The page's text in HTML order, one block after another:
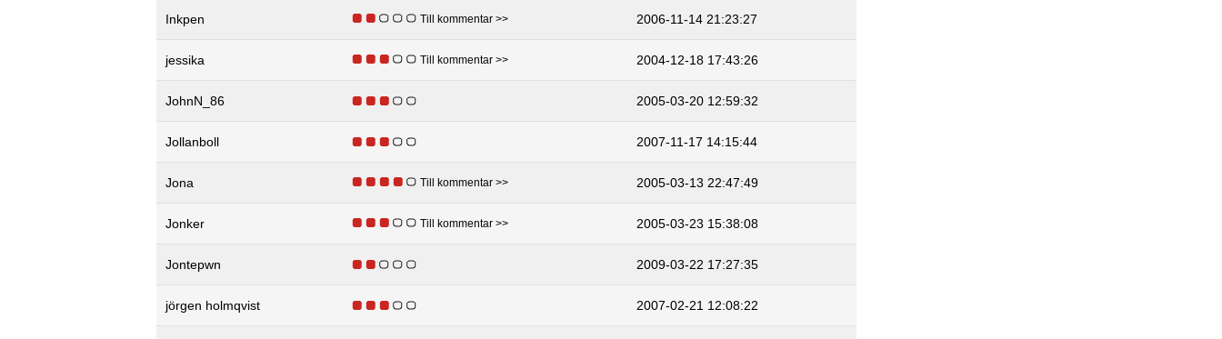
Inkpen Till kommentar >> 2006-11-14 21:23:27
jessika Till kommentar >> 2004-12-18 17:43:26
JohnN_86 2005-03-20 12:59:32
Jollanboll 2007-11-17 14:15:44
Jona Till kommentar >> 2005-03-13 22:47:49
Jonker Till kommentar >> 2005-03-23 15:38:08
Jontepwn 2009-03-22 17:27:35
jörgen holmqvist 2007-02-21 12:08:22